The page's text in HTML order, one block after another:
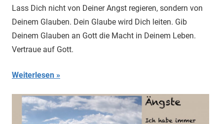
Lass Dich nicht von Deiner Angst regieren, sondern von
Deinem Glauben. Dein Glaube wird Dich leiten. Gib
Deinem Glauben an Gott die Macht in Deinem Leben.
Vertraue auf Gott.
Weiterlesen